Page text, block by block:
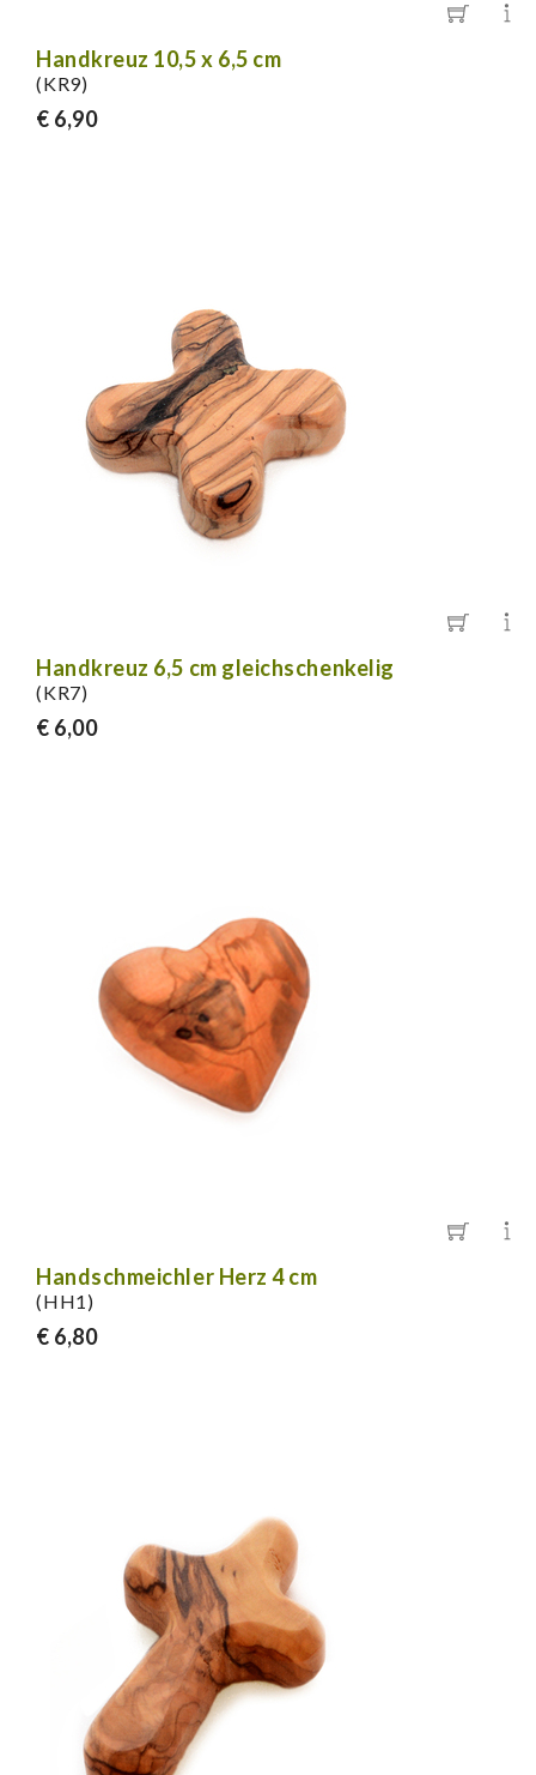
Handkreuz 10,5 x 6,5 cm
(KR9)
€ 6,90
Handkreuz 6,5 cm gleichschenkelig
(KR7)
€ 6,00
Handschmeichler Herz 4 cm
(HH1)
€ 6,80